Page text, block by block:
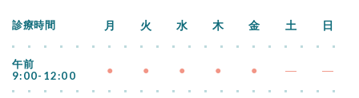
診療時間 月 火 水 木 金 土 日
午前
9:00-12:00
● ● ● ● ● ― ―